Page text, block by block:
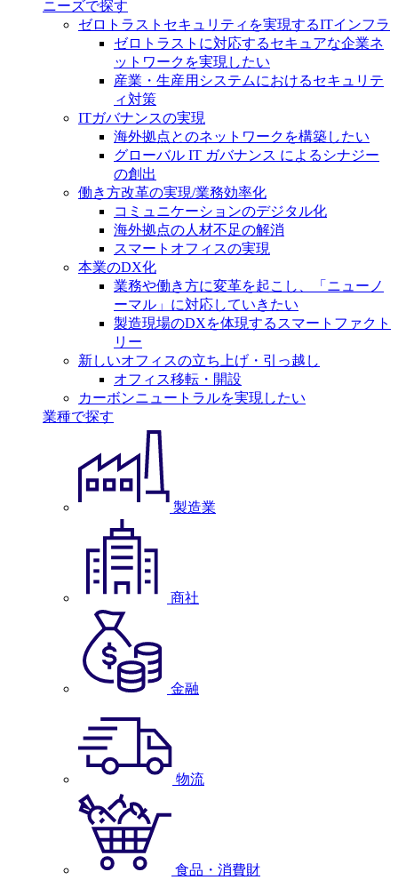
ニーズで探す
ゼロトラストセキュリティを実現するITインフラ
ゼロトラストに対応するセキュアな企業ネ
ットワークを実現したい
産業・生産用システムにおけるセキュリテ
ィ対策
ITガバナンスの実現
海外拠点とのネットワークを構築したい
グローバル IT ガバナンス によるシナジー
の創出
働き方改革の実現/業務効率化
コミュニケーションのデジタル化
海外拠点の人材不足の解消
スマートオフィスの実現
本業のDX化
業務や働き方に変革を起こし、「ニューノ
ーマル」に対応していきたい
製造現場のDXを体現するスマートファクト
リー
新しいオフィスの立ち上げ・引っ越し
オフィス移転・開設
カーボンニュートラルを実現したい
業種で探す
製造業
商社
金融
物流
食品・消費財